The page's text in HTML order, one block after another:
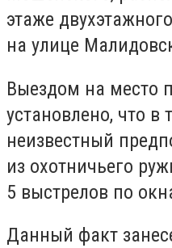
этаже
на улице
Выездом на место
установлено, что в
неизвестный
из охотничьего
5 выстрелов по
Данный факт